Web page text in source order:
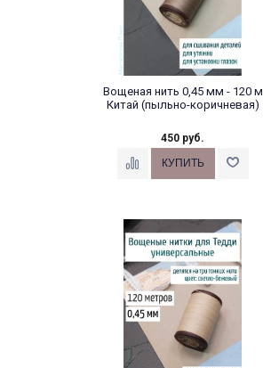
Вощеная нить 0,45 мм - 120 м
Китай (пыльно-коричневая)
450 руб.